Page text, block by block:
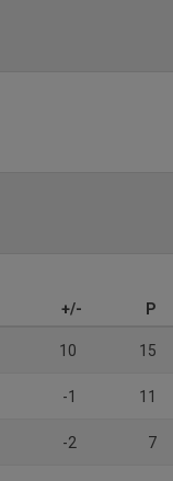
+/- P
10 15
-1 11
-2 7